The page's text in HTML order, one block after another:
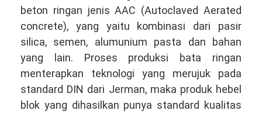
beton ringan jenis AAC (Autoclaved Aerated
concrete), yang yaitu kombinasi dari pasir
silica, semen, alumunium pasta dan bahan
yang lain. Proses produksi bata ringan
menterapkan teknologi yang merujuk pada
standard DIN dari Jerman, maka produk hebel
blok yang dihasilkan punya standard kualitas